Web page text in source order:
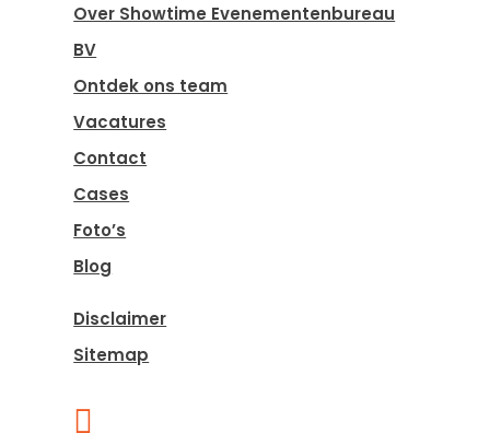
Over Showtime Evenementenbureau
BV
Ontdek ons team
Vacatures
Contact
Cases
Foto’s
Blog
Disclaimer
Sitemap
